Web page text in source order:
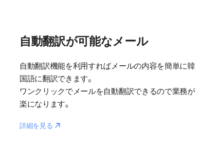
自動翻訳が可能なメール
自動翻訳機能を利用すればメールの内容を簡単に韓
国語に翻訳できます。
ワンクリックでメールを自動翻訳できるので業務が
楽になります。
Reaction
詳細を見る